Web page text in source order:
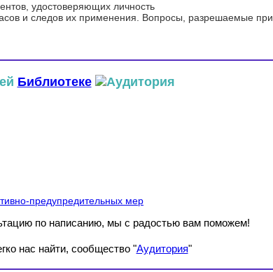
удостоверяющих личность
и следов их применения. Вопросы, разрешаемые при
Библиотеке
предупредительных мер
по написанию, мы с радостью вам поможем!
нас найти, сообщество "Аудитория"